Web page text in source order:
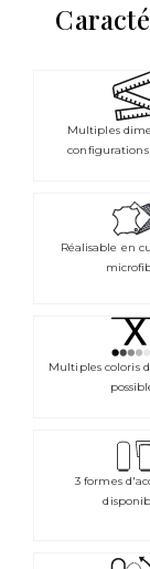
Multiples
configurations
Réalisable en
Multiples coloris
3 formes